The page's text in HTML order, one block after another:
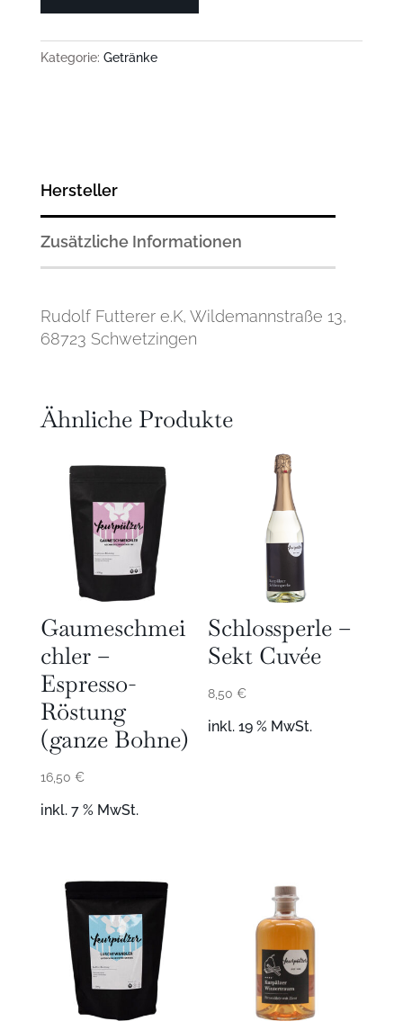
Kategorie: Getränke
Hersteller
Zusätzliche Informationen
Rudolf Futterer e.K, Wildemannstraße 13,
68723 Schwetzingen
Ähnliche Produkte
Gaumeschmei
chler –
Espresso-
Röstung
(ganze Bohne)
16,50 €
inkl. 7 % MwSt.
Schlossperle –
Sekt Cuvée
8,50€
inkl. 19 % MwSt.